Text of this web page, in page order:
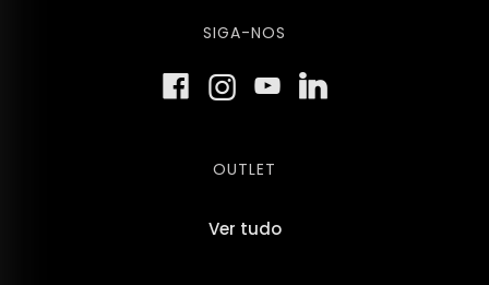
SIGA-NOS
OUTLET
Ver tudo